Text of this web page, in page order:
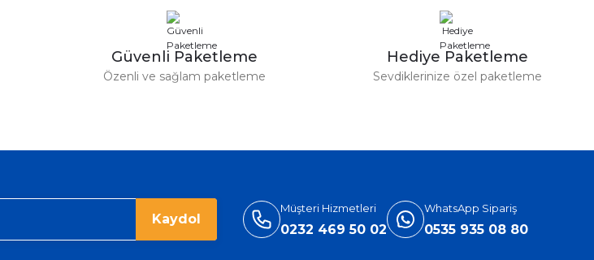
Güvenli Paketleme
Özenli ve sağlam paketleme
Hediye Paketleme
Sevdiklerinize özel paketleme
Kaydol
Müşteri Hizmetleri
0232 469 50 02
WhatsApp Sipariş
0535 935 08 80